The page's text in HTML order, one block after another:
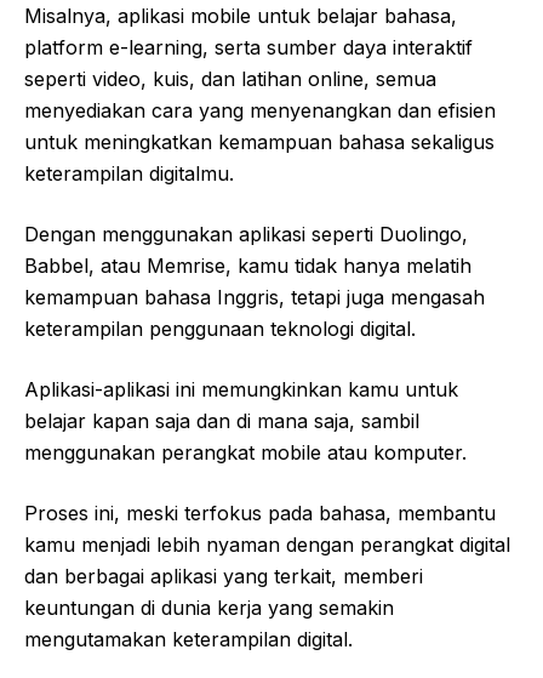
Misalnya, aplikasi mobile untuk belajar bahasa,
platform e-learning, serta sumber daya interaktif
seperti video, kuis, dan latihan online, semua
menyediakan cara yang menyenangkan dan efisien
untuk meningkatkan kemampuan bahasa sekaligus
keterampilan digitalmu.
Dengan menggunakan aplikasi seperti Duolingo,
Babbel, atau Memrise, kamu tidak hanya melatih
kemampuan bahasa Inggris, tetapi juga mengasah
keterampilan penggunaan teknologi digital.
Aplikasi-aplikasi ini memungkinkan kamu untuk
belajar kapan saja dan di mana saja, sambil
menggunakan perangkat mobile atau komputer.
Proses ini, meski terfokus pada bahasa, membantu
kamu menjadi lebih nyaman dengan perangkat digital
dan berbagai aplikasi yang terkait, memberi
keuntungan di dunia kerja yang semakin
mengutamakan keterampilan digital.